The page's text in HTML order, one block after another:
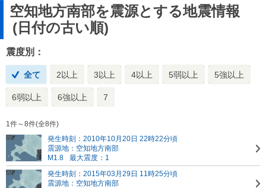
空知地方南部を震源とする地震情報
(日付の古い順)
震度別：
全て 2以上 3以上 4以上 5弱以上 5強以上
6弱以上 6強以上 7
1件～8件(全8件)
発生時刻：2010年10月20日 22時22分頃
震源地：空知地方南部
M1.8
最大震度：1
発生時刻：2015年03月29日 11時25分頃
震源地：空知地方南部